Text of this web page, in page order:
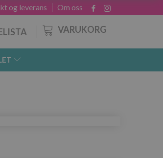
Om oss
og leverans
VARUKORG